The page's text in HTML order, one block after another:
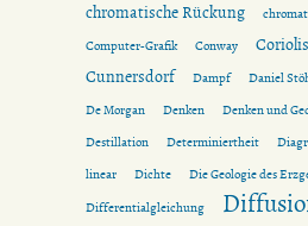
chromatische Rückung
Computer-Grafik
Conway
Cunnersdorf Dampf Daniel
De Morgan Denken Denken und
Destillation
Determiniertheit
linear
Dichte
Die Geologie des
Differentialgleichung